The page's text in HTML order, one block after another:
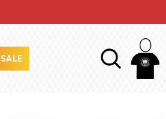
SALE